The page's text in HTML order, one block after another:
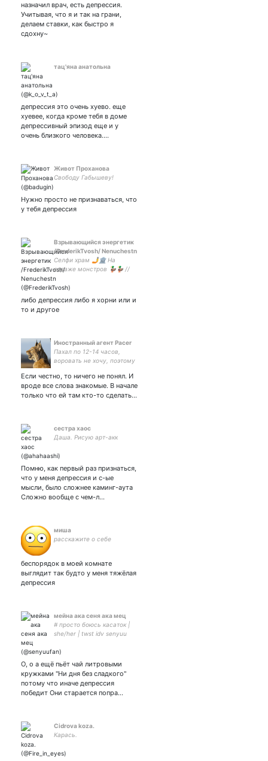
назначил врач, есть депрессия.
Учитывая, что я и так на грани,
делаем ставки, как быстро я
сдохну~
тац'яна анатольна
депрессия это очень хуево. еще
хуевее, когда кроме тебя в доме
депрессивный эпизод еще и у
очень близкого человека.…
Живот Проханова
Свободу Габышеву!
Нужно просто не признаваться, что
у тебя депрессия
Взрывающийся энергетик
/FrederikTvosh/ Nenuchestn
Селфи храм 🤳🏛 На
страже монстров 🦆🦆 //
либо депрессия либо я хорни или и
то и другое
Иностранный агент Pacer
Пахал по 12-14 часов,
воровать не хочу, поэтому
Иностранный агент по
жизни.
Если честно, то ничего не понял. И
вроде все слова знакомые. В начале
только что ей там кто-то сделать…
сестра хаос
Даша. Рисую арт-акк
Помню, как первый раз признаться,
что у меня депрессия и с-ые
мысли, было сложнее каминг-аута
Сложно вообще с чем-л…
миша
расскажите о себе
беспорядок в моей комнате
выглядит так будто у меня тяжёлая
депрессия
мейна ака сеня ака мец
# просто боюсь касаток |
she/her | twst idv senyuu
INTP🍃| приглашаю на
закрытку я тут
драматизирую
О, о а ещё пьёт чай литровыми
кружками "Ни дня без сладкого"
потому что иначе депрессия
победит Они старается попра…
Cidrova koza.
Карась.